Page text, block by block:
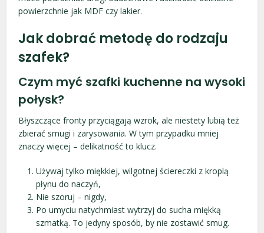
powierzchnie jak MDF czy lakier.
Jak dobrać metodę do rodzaju
szafek?
Czym myć szafki kuchenne na wysoki
połysk?
Błyszczące fronty przyciągają wzrok, ale niestety lubią też
zbierać smugi i zarysowania. W tym przypadku mniej
znaczy więcej – delikatność to klucz.
Używaj tylko miękkiej, wilgotnej ściereczki z kroplą
płynu do naczyń,
Nie szoruj – nigdy,
Po umyciu natychmiast wytrzyj do sucha miękką
szmatką. To jedyny sposób, by nie zostawić smug.